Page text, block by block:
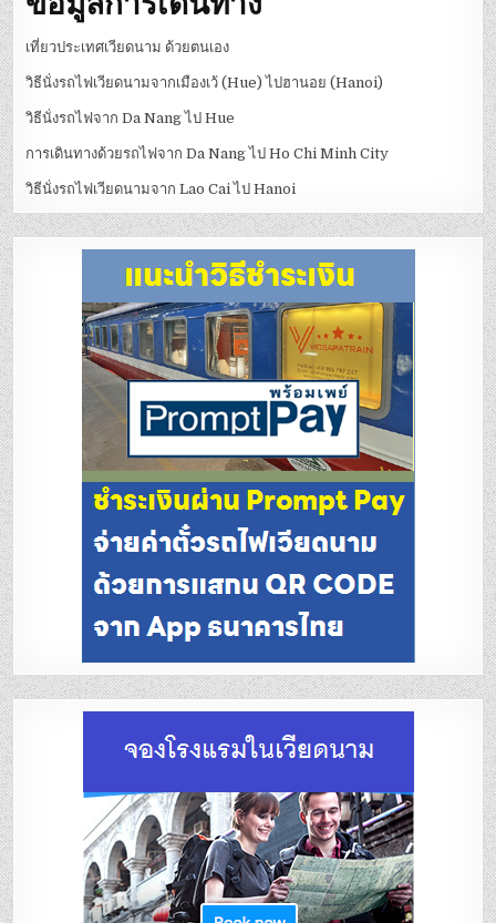
เที่ยวประเทศเวียดนาม ด้วยตนเอง
วิธีนั่งรถไฟเวียดนามจากเมืองเว้ (Hue) ไปฮานอย (Hanoi)
วิธีนั่งรถไฟจาก Da Nang ไป Hue
การเดินทางด้วยรถไฟจาก Da Nang ไป Ho Chi Minh City
วิธีนั่งรถไฟเวียดนามจาก Lao Cai ไป Hanoi